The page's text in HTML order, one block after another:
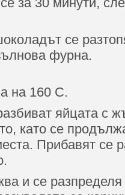
се
фурна.
на 160 С.
яйцата с
като се
Прибавят се
и се